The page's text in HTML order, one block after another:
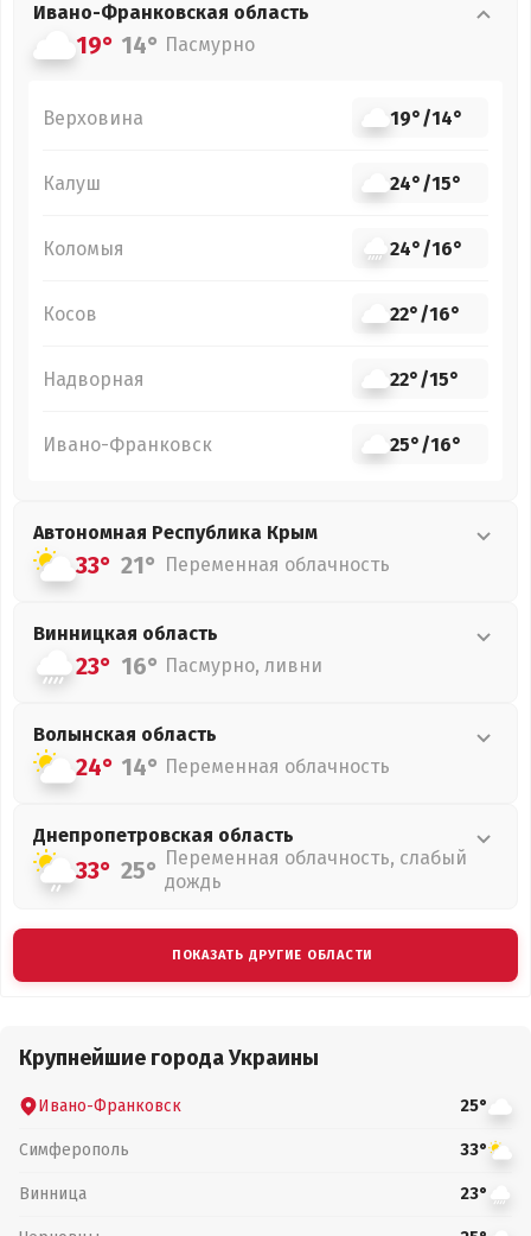
Ивано-Франковская область
19° 14° Пасмурно
Верховина 19°/14°
Калуш 24°/15°
Коломыя 24°/16°
Косов 22°/16°
Надворная 22°/15°
Ивано-Франковск 25°/16°
Автономная Республика Крым
33° 21° Переменная облачность
Винницкая область
23° 16° Пасмурно, ливни
Волынская область
24° 14° Переменная облачность
Днепропетровская область
33° 25° Переменная облачность, слабый
дождь
ПОКАЗАТЬ ДРУГИЕ ОБЛАСТИ
Крупнейшие города Украины
Ивано-Франковск 25°
Симферополь 33°
Винница 23°